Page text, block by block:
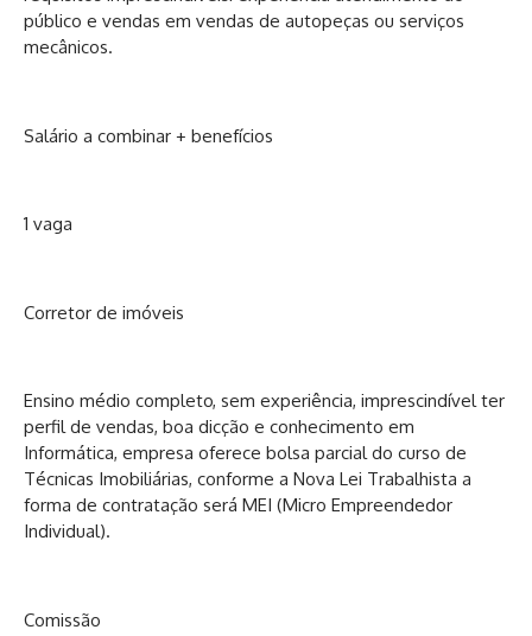
público e vendas em vendas de autopeças ou serviços
mecânicos.
Salário a combinar + benefícios
1 vaga
Corretor de imóveis
Ensino médio completo, sem experiência, imprescindível ter
perfil de vendas, boa dicção e conhecimento em
Informática, empresa oferece bolsa parcial do curso de
Técnicas Imobiliárias, conforme a Nova Lei Trabalhista a
forma de contratação será MEI (Micro Empreendedor
Individual).
Comissão